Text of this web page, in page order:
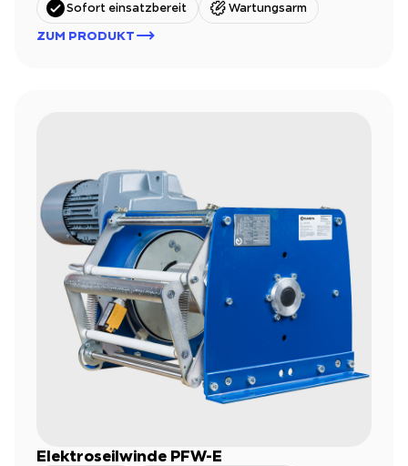
Sofort einsatzbereit Wartungsarm
ZUM PRODUKT
Elektroseilwinde PFW-E